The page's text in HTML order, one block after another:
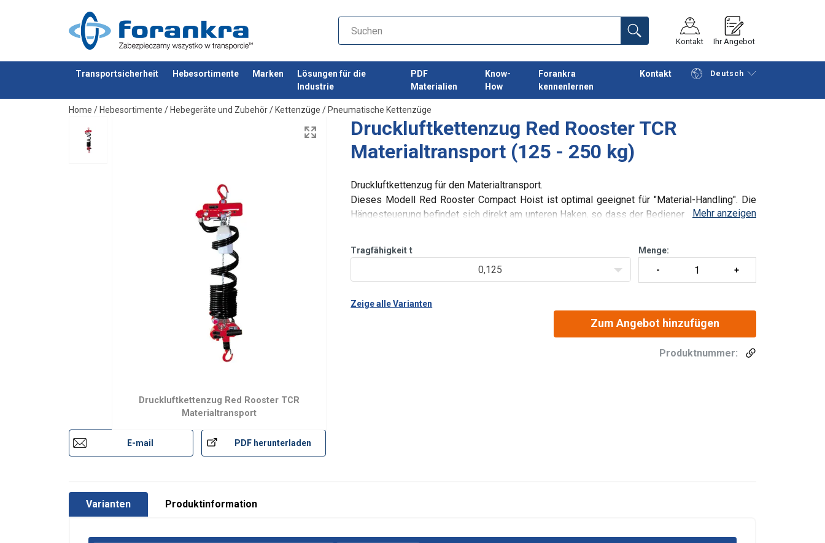
Kontakt Ihr Angebot
Transportsicherheit Hebesortimente Marken
Lösungen für die
Industrie
PDF
Materialien
Know-
How
Forankra
kennenlernen
Kontakt Deutsch
Anfragen Fortfahren Anfrage senden
Home / Hebesortimente / Hebegeräte und Zubehör/ Kettenzüge / Pneumatische Kettenzüge
Druckluftkettenzug Red Rooster TCR
Materialtransport (125 - 250 kg)
Druckluftkettenzug Red Rooster TCR
Materialtransport
E-mail PDF herunterladen
Druckluftkettenzug für den Materialtransport.
Dieses Modell Red Rooster Compact Hoist ist optimal geeignet für "Material-Handling". Die
Hängesteuerung befindet sich direkt am unteren Haken, so dass der Bediener die Last einfach
Mehr anzeigen
Tragfähigkeit t
0,125
Menge:
Zeige alle Varianten
Zum Angebot hinzufügen
Produktnummer:
Varianten Produktinformation